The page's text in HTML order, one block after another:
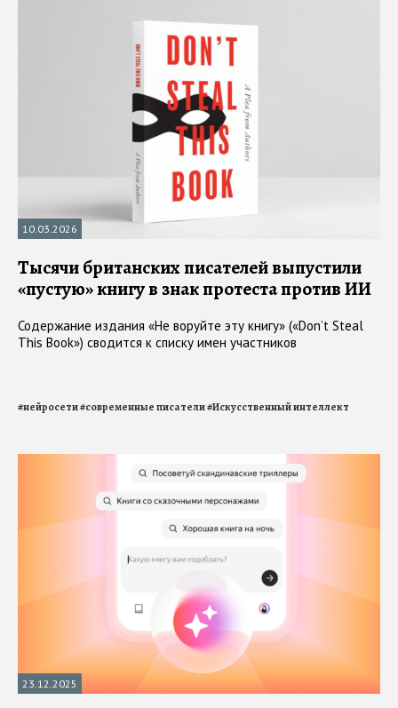
10.03.2026
Тысячи британских писателей выпустили
«пустую» книгу в знак протеста против ИИ
Содержание издания «Не воруйте эту книгу» («Donʼt Steal
This Book») сводится к списку имен участников
#нейросети#современные писатели#Искусственный интеллект
23.12.2025